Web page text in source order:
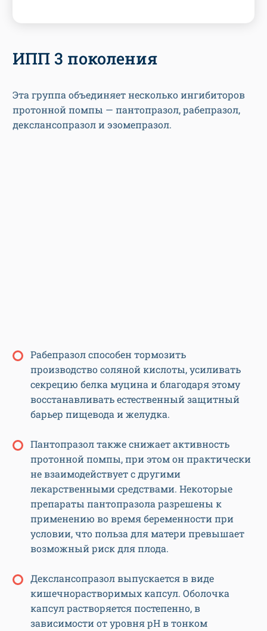
ИПП 3 поколения
Эта группа объединяет несколько ингибиторов
протонной помпы — пантопразол, рабепразол,
декслансопразол и эзомепразол.
Рабепразол способен тормозить
производство соляной кислоты, усиливать
секрецию белка муцина и благодаря этому
восстанавливать естественный защитный
барьер пищевода и желудка.
Пантопразол также снижает активность
протонной помпы, при этом он практически
не взаимодействует с другими
лекарственными средствами. Некоторые
препараты пантопразола разрешены к
применению во время беременности при
условии, что польза для матери превышает
возможный риск для плода.
Декслансопразол выпускается в виде
кишечнорастворимых капсул. Оболочка
капсул растворяется постепенно, в
зависимости от уровня рН в тонком